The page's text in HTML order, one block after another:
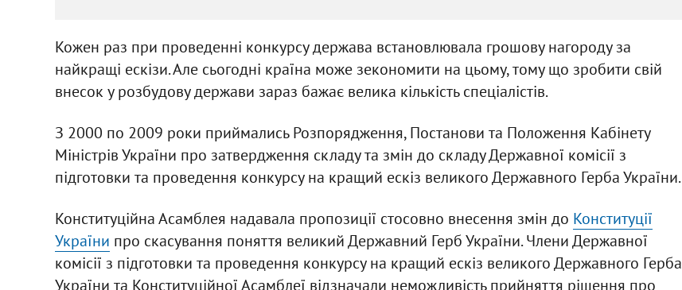
Кожен раз при проведенні конкурсу держава встановлювала грошову нагороду за
найкращі ескізи. Але сьогодні країна може зекономити на цьому, тому що зробити свій
внесок у розбудову держави зараз бажає велика кількість спеціалістів.
З 2000 по 2009 роки приймались Розпорядження, Постанови та Положення Кабінету
Міністрів України про затвердження складу та змін до складу Державної комісії з
підготовки та проведення конкурсу на кращий ескіз великого Державного Герба України.
Конституційна Асамблея надавала пропозиції стосовно внесення змін до Конституції
України про скасування поняття великий Державний Герб України. Члени Державної
комісії з підготовки та проведення конкурсу на кращий ескіз великого Державного Герба
України та Конституційної Асамблеї відзначали неможливість прийняття рішення про